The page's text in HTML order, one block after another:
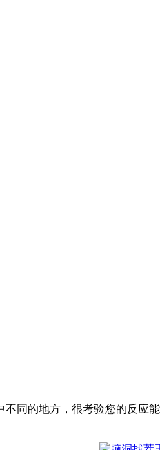
同的地方，很考验您的反